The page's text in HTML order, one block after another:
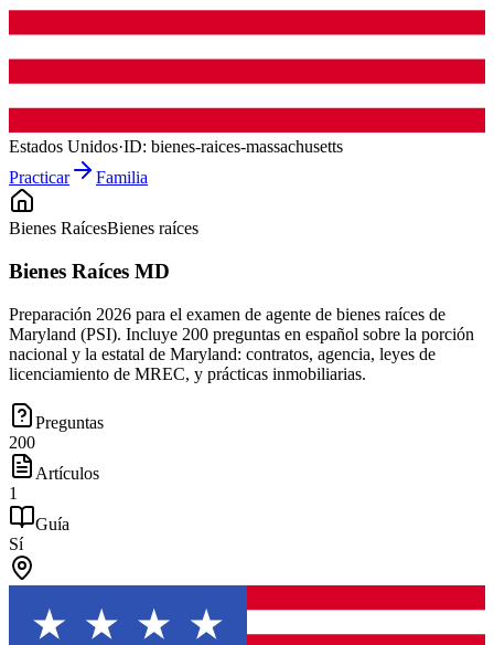
Estados Unidos·ID: bienes-raices-massachusetts
Practicar
Familia
Bienes RaícesBienes raíces
Bienes Raíces MD
Preparación 2026 para el examen de agente de bienes raíces de
Maryland (PSI). Incluye 200 preguntas en español sobre la porción
nacional y la estatal de Maryland: contratos, agencia, leyes de
licenciamiento de MREC, y prácticas inmobiliarias.
Preguntas
200
Artículos
1
Guía
Sí